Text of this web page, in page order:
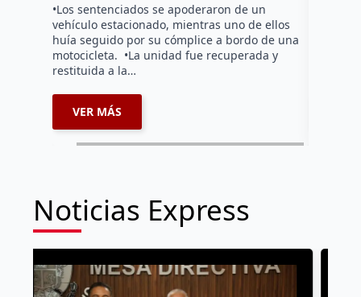
•Los sentenciados se apoderaron de un
vehículo estacionado, mientras uno de ellos
huía seguido por su cómplice a bordo de una
motocicleta. •La unidad fue recuperada y
restituida a la…
VER MÁS
Noticias Express